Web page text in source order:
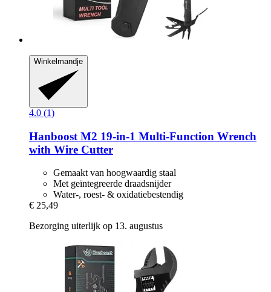
Winkelmandje
4.0 (1)
Hanboost M2 19-​in-​1 Multi-​Function Wrench
with Wire Cutter
Gemaakt van hoogwaardig staal
Met geïntegreerde draadsnijder
Water-, roest- & oxidatiebestendig
€ 25,49
Bezorging uiterlijk op 13. augustus